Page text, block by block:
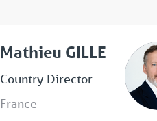
Mathieu GILLE
Country Director
France